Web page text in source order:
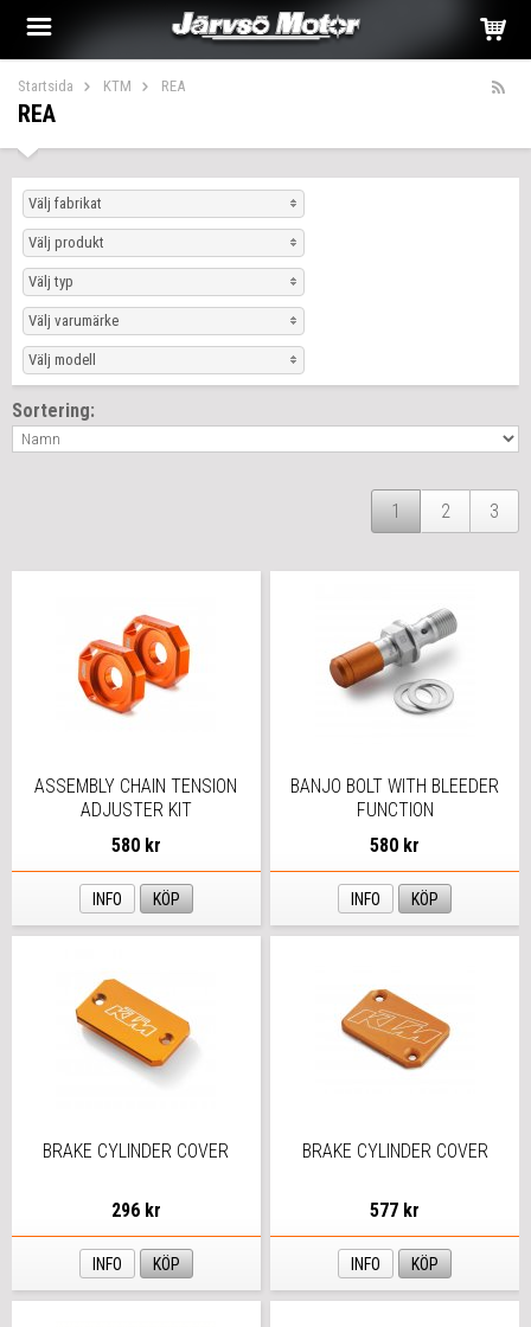
Startsida KTM REA
REA
Välj fabrikat
Välj produkt
Välj typ
Välj varumärke
Välj modell
Sortering:
1 2 3
ASSEMBLY CHAIN TENSION
ADJUSTER KIT
580 kr
INFO KÖP
BANJO BOLT WITH BLEEDER
FUNCTION
580 kr
INFO KÖP
BRAKE CYLINDER COVER
296 kr
INFO KÖP
BRAKE CYLINDER COVER
577 kr
INFO KÖP